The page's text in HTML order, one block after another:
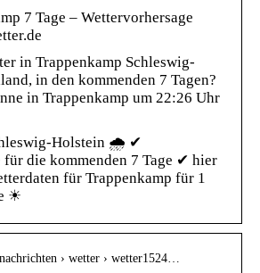
7 Tage – Wettervorhersage
in Trappenkamp Schleswig-
in den kommenden 7 Tagen?
in Trappenkamp um 22:26 Uhr
Holstein 🌧️ ✔
für die kommenden 7 Tage ✔ hier
für Trappenkamp für 1
☀
› wetter › wetter1524…